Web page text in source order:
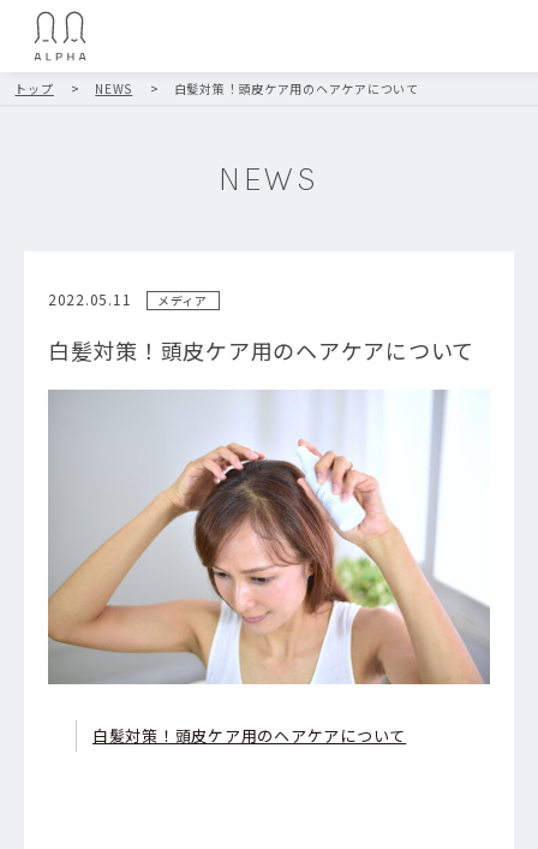
トップ > NEWS > 白髪対策！頭皮ケア用のヘアケアについて
NEWS
2022.05.11 メディア
白髪対策！頭皮ケア用のヘアケアについて
白髪対策！頭皮ケア用のヘアケアについて